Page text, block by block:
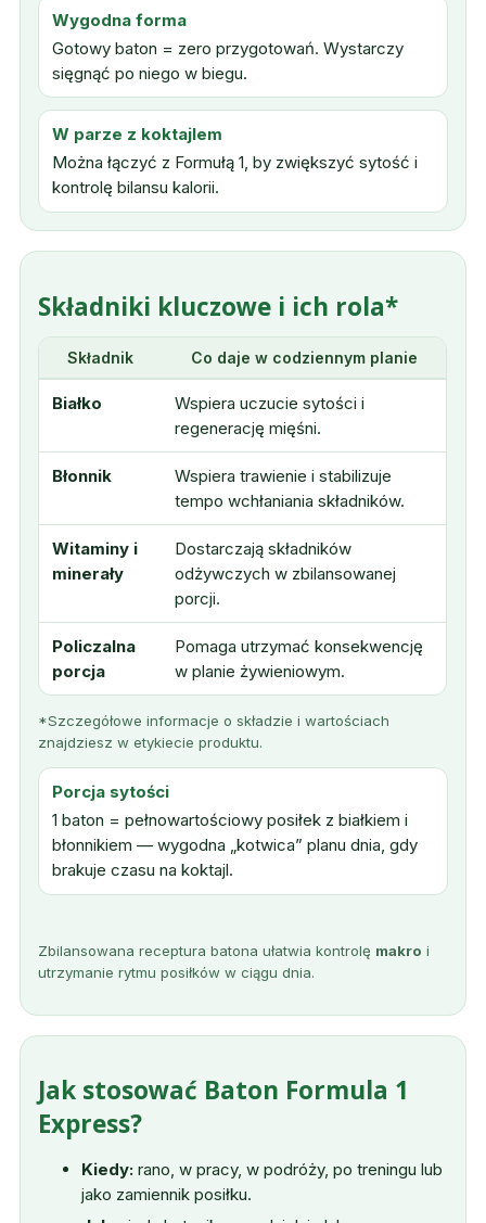
Wygodna forma
Gotowy baton = zero przygotowań. Wystarczy
sięgnąć po niego w biegu.
W parze z koktajlem
Można łączyć z Formułą 1, by zwiększyć sytość i
kontrolę bilansu kalorii.
Składniki kluczowe i ich rola*
Składnik Co daje w codziennym planie
Białko
Wspiera uczucie sytości i
regenerację mięśni.
Błonnik
Wspiera trawienie i stabilizuje
tempo wchłaniania składników.
Witaminy i
minerały
Dostarczają składników
odżywczych w zbilansowanej
porcji.
Policzalna
porcja
Pomaga utrzymać konsekwencję
w planie żywieniowym.
*Szczegółowe informacje o składzie i wartościach
znajdziesz w etykiecie produktu.
Porcja sytości
1 baton = pełnowartościowy posiłek z białkiem i
błonnikiem — wygodna „kotwica” planu dnia, gdy
brakuje czasu na koktajl.
Zbilansowana receptura batona ułatwia kontrolę makro i
utrzymanie rytmu posiłków w ciągu dnia.
Jak stosować Baton Formula 1
Express?
Kiedy: rano, w pracy, w podróży, po treningu lub
jako zamiennik posiłku.